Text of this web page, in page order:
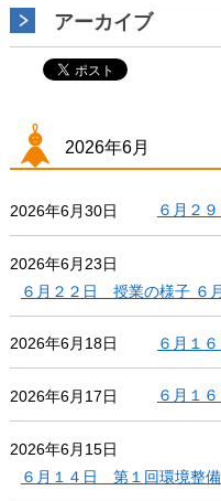
アーカイブ
2026年6月
2026年6月30日 ６月２
2026年6月23日
６月２２日 授業の様子 ６
2026年6月18日 ６月１
2026年6月17日 ６月１
2026年6月15日
６月１４日 第１回環境整